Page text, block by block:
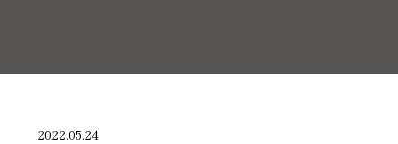
2022.05.24